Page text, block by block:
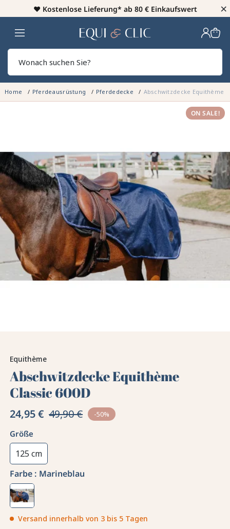
♥️ Kostenlose Lieferung* ab 80 € Einkaufswert ×
Heim
Home Pferdeausrüstung Pferdedecke Abschwitzdecke Equithème
ON SALE!
Equithème
Abschwitzdecke Equithème
Classic 600D
24,95 € 49,90 € -50%
Größe
125 cm
Farbe : Marineblau
Versand innerhalb von 3 bis 5 Tagen